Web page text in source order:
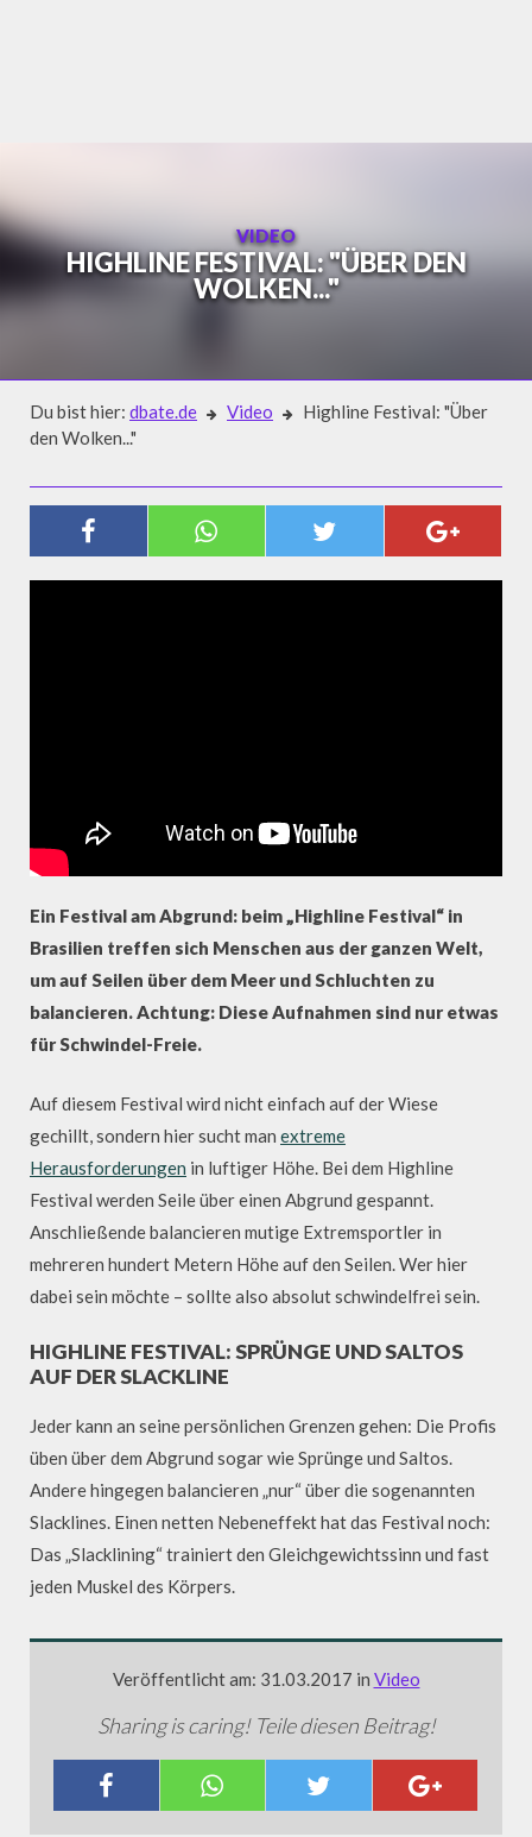
VIDEO
HIGHLINE FESTIVAL: "ÜBER DEN
WOLKEN..."
Du bist hier: dbate.de Video
Highline Festival: "Über
den Wolken..."
HIGHLINE FESTIVAL: "ÜBER DEN
WOLKEN..."
Ein Festival am Abgrund: beim „Highline Festival“ in
Brasilien treffen sich Menschen aus der ganzen Welt,
um auf Seilen über dem Meer und Schluchten zu
balancieren. Achtung: Diese Aufnahmen sind nur etwas
für Schwindel-Freie.
Auf diesem Festival wird nicht einfach auf der Wiese
gechillt, sondern hier sucht man extreme
Herausforderungen in luftiger Höhe. Bei dem Highline
Festival werden Seile über einen Abgrund gespannt.
Anschließende balancieren mutige Extremsportler in
mehreren hundert Metern Höhe auf den Seilen. Wer hier
dabei sein möchte – sollte also absolut schwindelfrei sein.
HIGHLINE FESTIVAL: SPRÜNGE UND SALTOS
AUF DER SLACKLINE
Jeder kann an seine persönlichen Grenzen gehen: Die Profis
üben über dem Abgrund sogar wie Sprünge und Saltos.
Andere hingegen balancieren „nur“ über die sogenannten
Slacklines. Einen netten Nebeneffekt hat das Festival noch:
Das „Slacklining“ trainiert den Gleichgewichtssinn und fast
jeden Muskel des Körpers.
Veröffentlicht am: 31.03.2017 in Video
Sharing is caring! Teile diesen Beitrag!